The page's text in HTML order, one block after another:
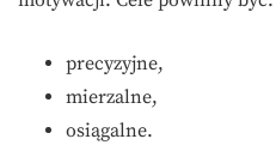
precyzyjne,
mierzalne,
osiągalne.